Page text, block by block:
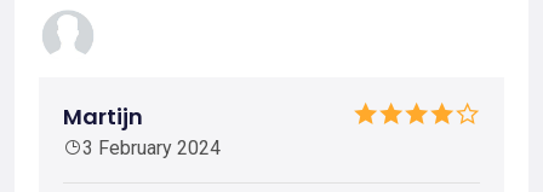
Martijn
3 February 2024